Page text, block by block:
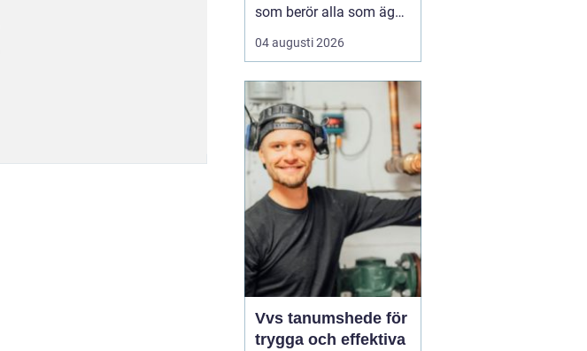
som berör alla som äger
hus, radhus eller
flerfamiljshus i området.
viktigaste skydd mot
regn, snö och fukt, och
en i tid genomförd
renovering kan sp...
04 augusti 2026
Vvs tanumshede för
trygga och effektiva